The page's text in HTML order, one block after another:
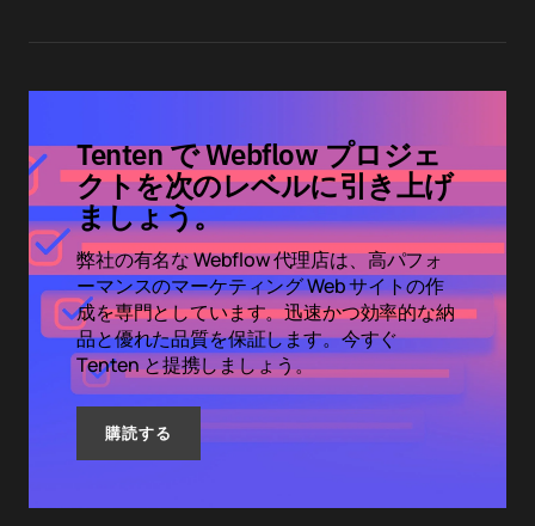
Tenten で Webflow プロジェ
クトを次のレベルに引き上げ
ましょう。
弊社の有名な Webflow 代理店は、高パフォ
ーマンスのマーケティング Web サイトの作
成を専門としています。迅速かつ効率的な納
品と優れた品質を保証します。今すぐ
Tenten と提携しましょう。
購読する